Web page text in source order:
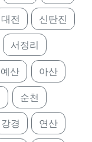
대전 신탄진
서정리
예산 아산
순천
강경 연산